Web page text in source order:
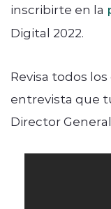
inscribirte en la
Digital 2022.
Revisa todos
entrevista que
Director